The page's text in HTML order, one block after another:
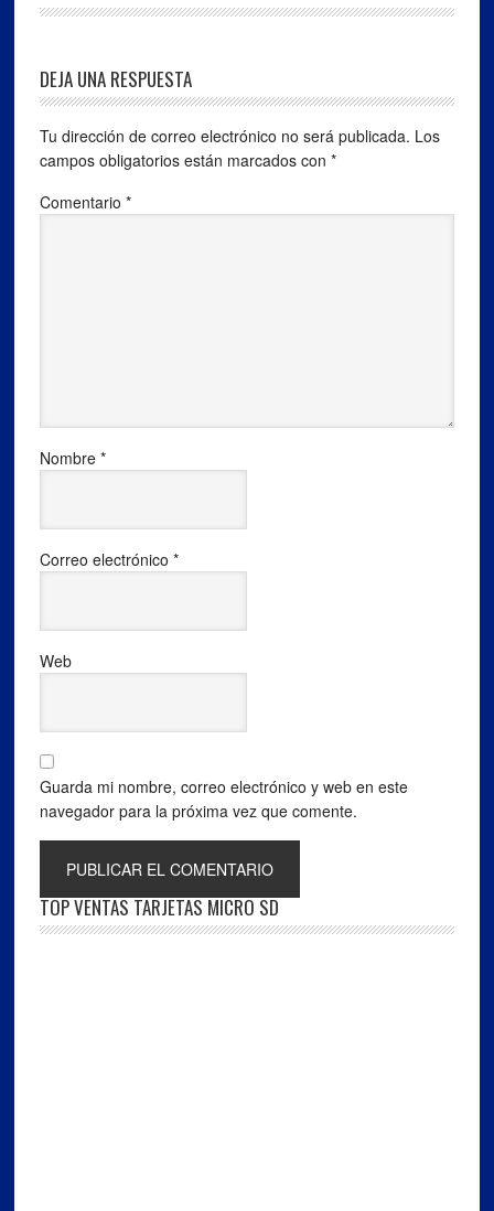
DEJA UNA RESPUESTA
Tu dirección de correo electrónico no será publicada. Los
campos obligatorios están marcados con *
Comentario *
Nombre *
Correo electrónico *
Web
Guarda mi nombre, correo electrónico y web en este
navegador para la próxima vez que comente.
TOP VENTAS TARJETAS MICRO SD